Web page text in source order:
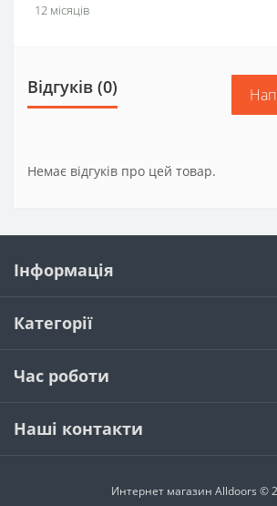
12 місяців
Відгуків (0)
Немає відгуків про цей товар.
Інформація
Категорії
Час роботи
Наші контакти
Интернет магазин Alldoors ©